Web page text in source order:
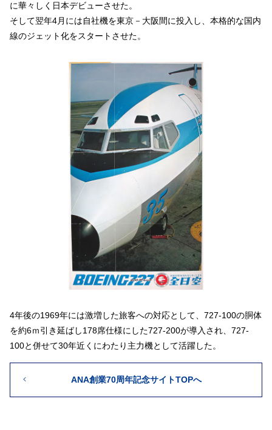
に華々しく日本デビューさせた。
そして翌年4月には自社機を東京－大阪間に投入し、本格的な国内
線のジェット化をスタートさせた。
4年後の1969年には激増した旅客への対応として、727-100の胴体
を約6ｍ引き延ばし178席仕様にした727-200が導入され、727-
100と併せて30年近くにわたり主力機として活躍した。
ANA創業70周年記念サイトTOPへ